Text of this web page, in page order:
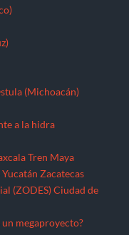
(Michoacán)
a la hidra
Tren Maya
Yucatán Zacatecas
(ZODES) Ciudad de
un megaproyecto?